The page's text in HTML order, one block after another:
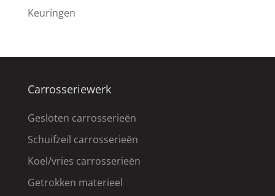
Keuringen
Carrosseriewerk
Gesloten carrosserieën
Schuifzeil carrosserieën
Koel/vries carrosserieën
Getrokken materieel